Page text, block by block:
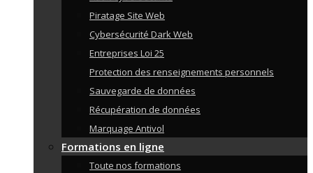
Piratage Site Web
Cybersécurité Dark Web
Entreprises Loi 25
Protection des renseignements personnels
Sauvegarde de données
Récupération de données
Marquage Antivol
Formations en ligne
Toute nos formations